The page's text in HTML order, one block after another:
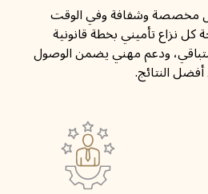
مخصصة وشفافة وفي الوقت
كل نزاع تأميني بخطة قانونية
ودعم مهني يضمن الوصول
النتائج.